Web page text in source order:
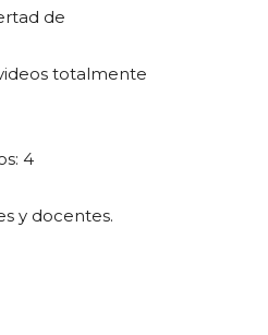
de
totalmente
4
y docentes.